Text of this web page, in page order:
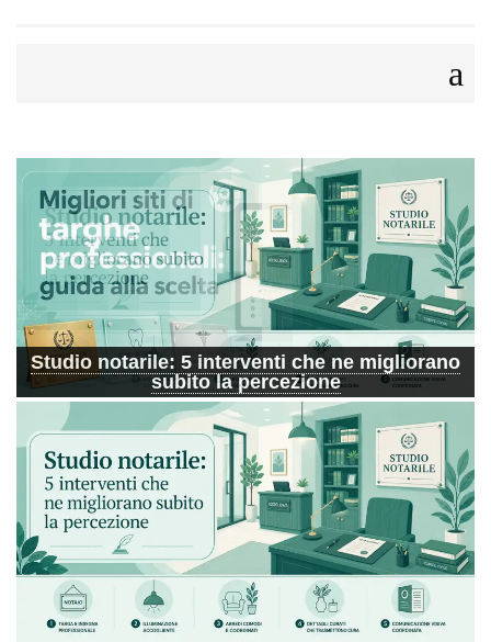
Migliori siti di targhe professionali: guida alla
scelta